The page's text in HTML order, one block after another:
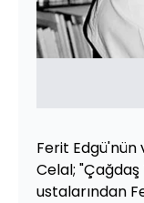
Ferit Edgü'nün
Celal; "Çağdaş
ustalarından